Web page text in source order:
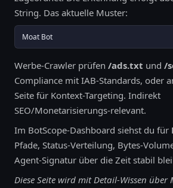
String. Das aktuelle Muster:
Moat Bot
Werbe-Crawler prüfen /ads.txt und /
Compliance mit IAB-Standards, oder
Seite für Kontext-Targeting. Indirekt
SEO/Monetarisierungs-relevant.
Im BotScope-Dashboard siehst du für
Pfade, Status-Verteilung, Bytes-
Agent-Signatur über die Zeit stabil
Diese Seite wird mit Detail-Wissen über